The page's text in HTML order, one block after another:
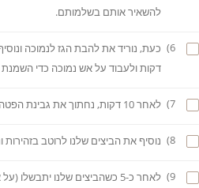
להשאיר אותם בשלמותם.
6)
כעת, נוריד את להבת הגז לנמוכה
דקות ולעבוד על אש נמוכה כדי
7) לאחר 10 דקות, נחתוך את גבינת הפטה שלנו לקוביות ונוסיף למחבת, נערבב את השקשוקה שלנו היטב
8) נוסיף את הביצים שלנו לרוטב
9)